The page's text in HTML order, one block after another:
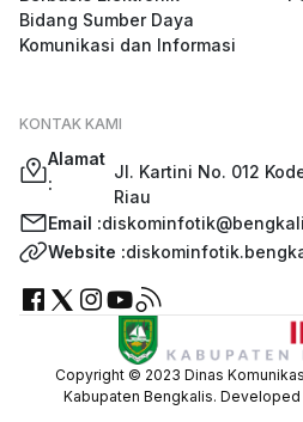
Bidang Sumber Daya
Komunikasi dan Informasi
KONTAK KAMI
Alamat
:
Jl. Kartini No. 012
Riau
Email :
Website :
Copyright © 2023 Dinas
Kabupaten Bengkalis.